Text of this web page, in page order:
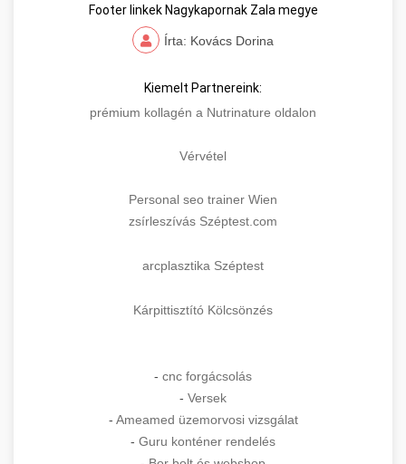
Footer linkek Nagykapornak Zala megye
Írta: Kovács Dorina
Kiemelt Partnereink:
prémium kollagén a Nutrinature oldalon
Vérvétel
Personal seo trainer Wien
zsírleszívás Széptest.com
arcplasztika Széptest
Kárpittisztító Kölcsönzés
- cnc forgácsolás
- Versek
- Ameamed üzemorvosi vizsgálat
- Guru konténer rendelés